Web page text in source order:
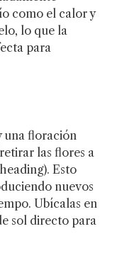
como el calor y
lo que la
para
una floración
las flores a
Esto
nuevos
Ubícalas en
sol directo para